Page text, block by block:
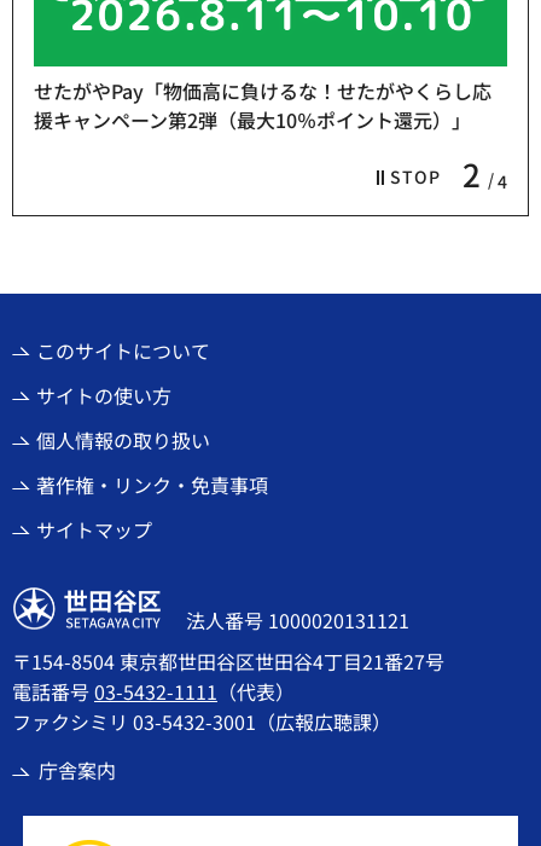
STOP 2 4
せたがやPay「物価高に負けるな！せたがやくらし応
援キャンペーン第2弾（最大10％ポイント還元）」
このサイトについて
サイトの使い方
個人情報の取り扱い
著作権・リンク・免責事項
サイトマップ
世田谷区
法人番号 1000020131121
〒154-8504 東京都世田谷区世田谷4丁目21番27号
電話番号03-5432-1111 （代表）
ファクシミリ 03-5432-3001（広報広聴課）
庁舎案内